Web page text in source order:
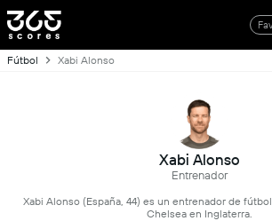
Fútbol Xabi Alonso
Xabi Alonso
Entrenador
Xabi Alonso (España, 44) es un entrenador de
Chelsea en Inglaterra.